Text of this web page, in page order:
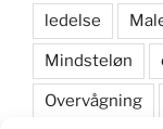
ledelse
Mindsteløn
Overvågning